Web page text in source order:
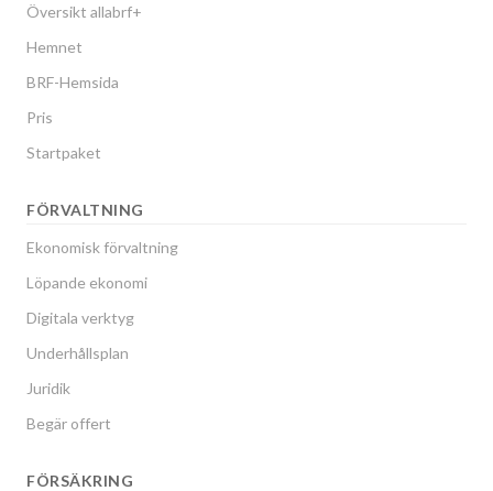
Översikt allabrf+
Hemnet
BRF-Hemsida
Pris
Startpaket
FÖRVALTNING
Ekonomisk förvaltning
Löpande ekonomi
Digitala verktyg
Underhållsplan
Juridik
Begär offert
FÖRSÄKRING